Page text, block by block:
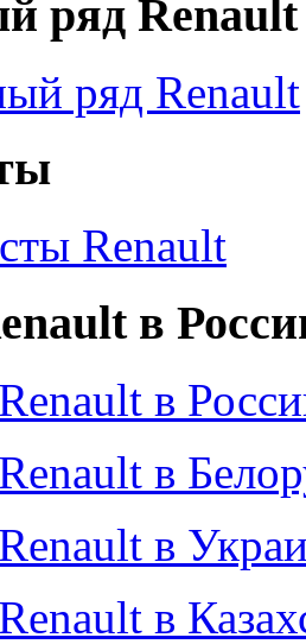
ряд Renault
ряд Renault
Renault
в
в
в
в
в